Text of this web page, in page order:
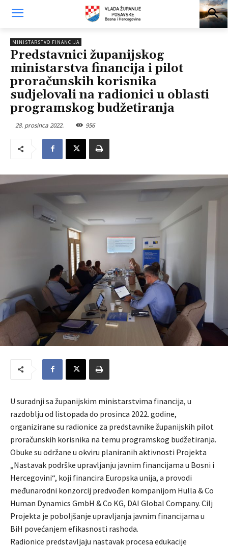
MINISTARSTVO FINANCIJA
Predstavnici županijskog
ministarstva financija i pilot
proračunskih korisnika
sudjelovali na radionici u oblasti
programskog budžetiranja
28. prosinca 2022. 956
U suradnji sa županijskim ministarstvima financija, u
razdoblju od listopada do prosinca 2022. godine,
organizirane su radionice za predstavnike županijskih pilot
proračunskih korisnika na temu programskog budžetiranja.
Obuke su održane u okviru planiranih aktivnosti Projekta
„Nastavak podrške upravljanju javnim financijama u Bosni i
Hercegovini“, koji financira Europska unija, a provodi
međunarodni konzorcij predvođen kompanijom Hulla & Co
Human Dynamics GmbH & Co KG, DAI Global Company. Cilj
Projekta je poboljšanje upravljanja javnim financijama u
BiH povećanjem efikasnosti rashoda.
Radionice predstavljaju nastavak procesa edukacije